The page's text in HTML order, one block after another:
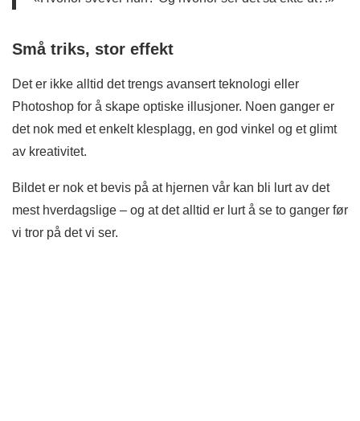
Små triks, stor effekt
Det er ikke alltid det trengs avansert teknologi eller
Photoshop for å skape optiske illusjoner. Noen ganger er
det nok med et enkelt klesplagg, en god vinkel og et glimt
av kreativitet.
Bildet er nok et bevis på at hjernen vår kan bli lurt av det
mest hverdagslige – og at det alltid er lurt å se to ganger før
vi tror på det vi ser.